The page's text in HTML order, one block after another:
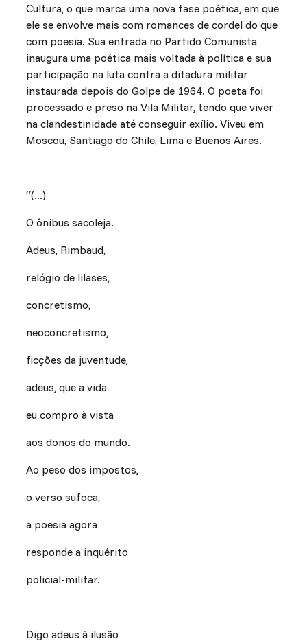
Cultura, o que marca uma nova fase poética, em que
ele se envolve mais com romances de cordel do que
com poesia. Sua entrada no Partido Comunista
inaugura uma poética mais voltada à política e sua
participação na luta contra a ditadura militar
instaurada depois do Golpe de 1964. O poeta foi
processado e preso na Vila Militar, tendo que viver
na clandestinidade até conseguir exílio. Viveu em
Moscou, Santiago do Chile, Lima e Buenos Aires.
“(...)
O ônibus sacoleja.
Adeus, Rimbaud,
relógio de lilases,
concretismo,
neoconcretismo,
ficções da juventude,
adeus, que a vida
eu compro à vista
aos donos do mundo.
Ao peso dos impostos,
o verso sufoca,
a poesia agora
responde a inquérito
policial-militar.
Digo adeus à ilusão